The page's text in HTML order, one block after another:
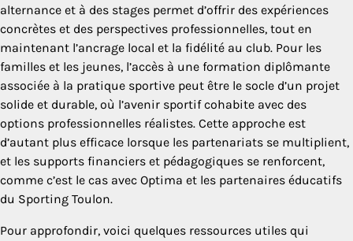
alternance et à des stages permet d’offrir des expériences
concrètes et des perspectives professionnelles, tout en
maintenant l’ancrage local et la fidélité au club. Pour les
familles et les jeunes, l’accès à une formation diplômante
associée à la pratique sportive peut être le socle d’un projet
solide et durable, où l’avenir sportif cohabite avec des
options professionnelles réalistes. Cette approche est
d’autant plus efficace lorsque les partenariats se multiplient,
et les supports financiers et pédagogiques se renforcent,
comme c’est le cas avec Optima et les partenaires éducatifs
du Sporting Toulon.
Pour approfondir, voici quelques ressources utiles qui